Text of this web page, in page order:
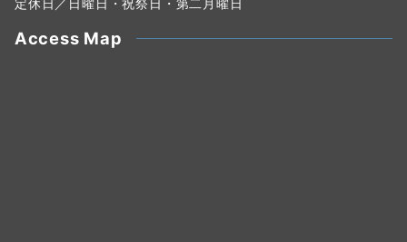
定休日／日曜日・祝祭日・第二月曜日
Access Map